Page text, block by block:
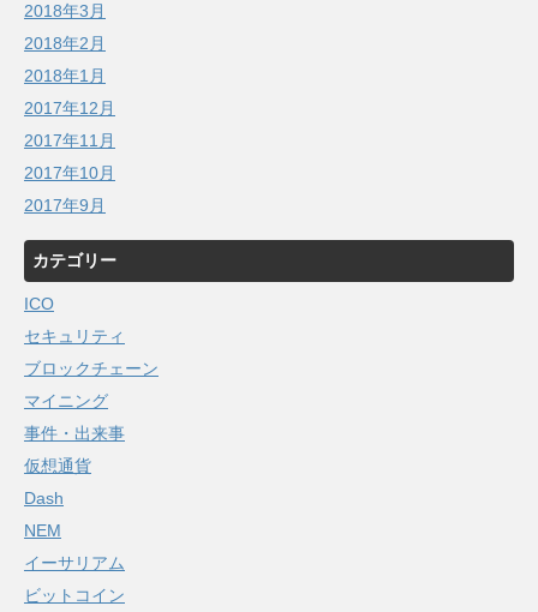
2018年3月
2018年2月
2018年1月
2017年12月
2017年11月
2017年10月
2017年9月
カテゴリー
ICO
セキュリティ
ブロックチェーン
マイニング
事件・出来事
仮想通貨
Dash
NEM
イーサリアム
ビットコイン